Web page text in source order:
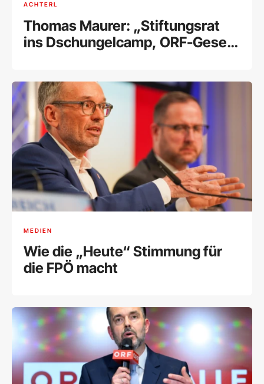
ACHTERL
Thomas Maurer: „Stiftungsrat
ins Dschungelcamp, ORF-Gesetz
MEDIEN
Wie die „Heute“ Stimmung für
die FPÖ macht